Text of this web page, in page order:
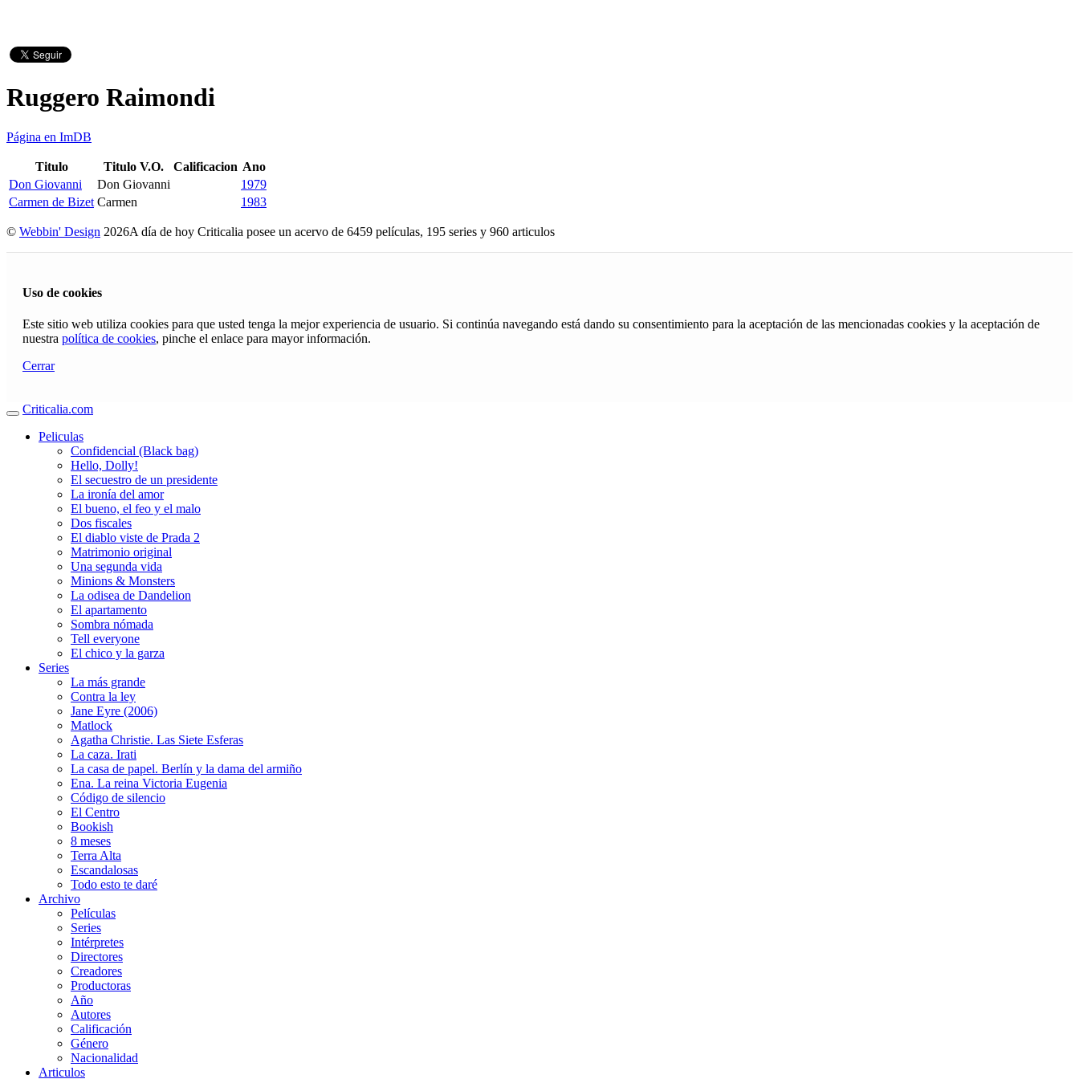
Ruggero Raimondi
Página en ImDB
Titulo Titulo V.O. Calificacion Ano
Don Giovanni
Don Giovanni
1979
Carmen de Bizet Carmen 1983
© Webbin' Design 2026A día de hoy Criticalia posee un acervo de 6459 películas, 195 series y 960 articulos
Uso de cookies
Este sitio web utiliza cookies para que usted tenga la mejor experiencia de usuario. Si continúa navegando está dando su consentimiento para la aceptación de las mencionadas cookies y la aceptación de
nuestra política de cookies, pinche el enlace para mayor información.
Cerrar
Criticalia.com
Peliculas
Confidencial (Black bag)
Hello, Dolly!
El secuestro de un presidente
La ironía del amor
El bueno, el feo y el malo
Dos fiscales
El diablo viste de Prada 2
Matrimonio original
Una segunda vida
Minions & Monsters
La odisea de Dandelion
El apartamento
Sombra nómada
Tell everyone
El chico y la garza
Series
La más grande
Contra la ley
Jane Eyre (2006)
Matlock
Agatha Christie. Las Siete Esferas
La caza. Irati
La casa de papel. Berlín y la dama del armiño
Ena. La reina Victoria Eugenia
Código de silencio
El Centro
Bookish
8 meses
Terra Alta
Escandalosas
Todo esto te daré
Archivo
Películas
Series
Intérpretes
Directores
Creadores
Productoras
Año
Autores
Calificación
Género
Nacionalidad
Articulos